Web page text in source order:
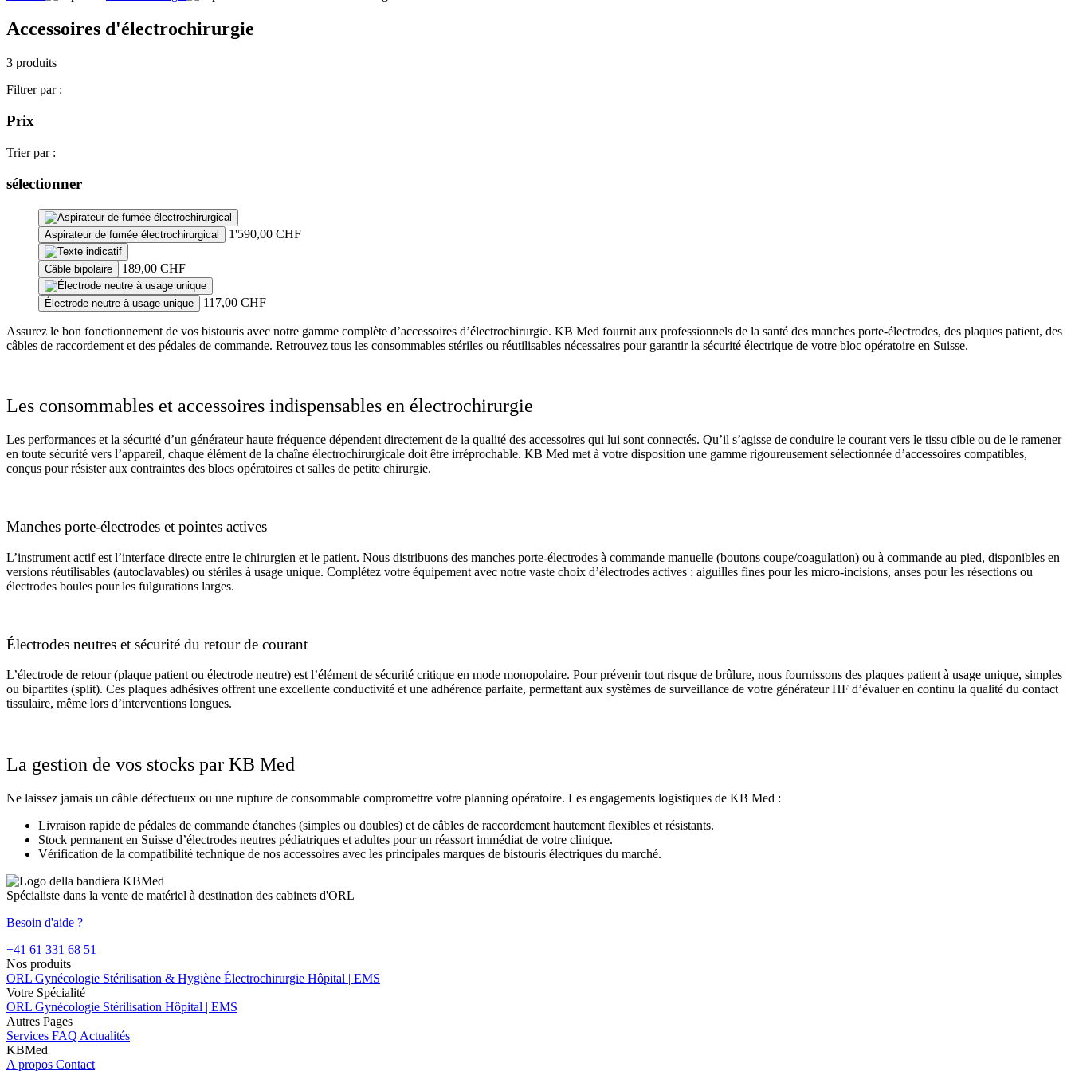
Accessoires d'électrochirurgie
3 produits
Filtrer par :
Prix
Trier par :
sélectionner
Aspirateur de fumée électrochirurgical 1'590,00 CHF
Câble bipolaire 189,00 CHF
Électrode neutre à usage unique 117,00 CHF
Assurez le bon fonctionnement de vos bistouris avec notre gamme complète d’accessoires d’électrochirurgie. KB Med fournit aux professionnels de la santé des manches porte-électrodes, des plaques patient, des
câbles de raccordement et des pédales de commande. Retrouvez tous les consommables stériles ou réutilisables nécessaires pour garantir la sécurité électrique de votre bloc opératoire en Suisse.
Les consommables et accessoires indispensables en électrochirurgie
Les performances et la sécurité d’un générateur haute fréquence dépendent directement de la qualité des accessoires qui lui sont connectés. Qu’il s’agisse de conduire le courant vers le tissu cible ou de le ramener
en toute sécurité vers l’appareil, chaque élément de la chaîne électrochirurgicale doit être irréprochable. KB Med met à votre disposition une gamme rigoureusement sélectionnée d’accessoires compatibles,
conçus pour résister aux contraintes des blocs opératoires et salles de petite chirurgie.
Manches porte-électrodes et pointes actives
L’instrument actif est l’interface directe entre le chirurgien et le patient. Nous distribuons des manches porte-électrodes à commande manuelle (boutons coupe/coagulation) ou à commande au pied, disponibles en
versions réutilisables (autoclavables) ou stériles à usage unique. Complétez votre équipement avec notre vaste choix d’électrodes actives : aiguilles fines pour les micro-incisions, anses pour les résections ou
électrodes boules pour les fulgurations larges.
Électrodes neutres et sécurité du retour de courant
L’électrode de retour (plaque patient ou électrode neutre) est l’élément de sécurité critique en mode monopolaire. Pour prévenir tout risque de brûlure, nous fournissons des plaques patient à usage unique, simples
ou bipartites (split). Ces plaques adhésives offrent une excellente conductivité et une adhérence parfaite, permettant aux systèmes de surveillance de votre générateur HF d’évaluer en continu la qualité du contact
tissulaire, même lors d’interventions longues.
La gestion de vos stocks par KB Med
Ne laissez jamais un câble défectueux ou une rupture de consommable compromettre votre planning opératoire. Les engagements logistiques de KB Med :
Livraison rapide de pédales de commande étanches (simples ou doubles) et de câbles de raccordement hautement flexibles et résistants.
Stock permanent en Suisse d’électrodes neutres pédiatriques et adultes pour un réassort immédiat de votre clinique.
Vérification de la compatibilité technique de nos accessoires avec les principales marques de bistouris électriques du marché.
Spécialiste dans la vente de matériel à destination des cabinets d'ORL
Besoin d'aide ?
+41 61 331 68 51
Nos produits
ORL Gynécologie Stérilisation & Hygiène Électrochirurgie Hôpital | EMS
Votre Spécialité
ORL Gynécologie Stérilisation Hôpital | EMS
Autres Pages
Services FAQ Actualités
KBMed
A propos Contact